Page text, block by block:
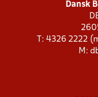
Dansk
T: 4326 2222
M: